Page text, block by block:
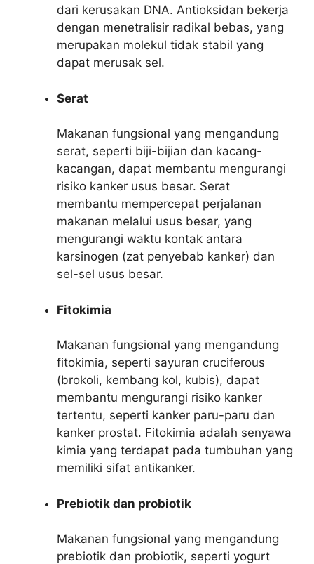
dari kerusakan DNA. Antioksidan bekerja
dengan menetralisir radikal bebas, yang
merupakan molekul tidak stabil yang
dapat merusak sel.
Serat
Makanan fungsional yang mengandung
serat, seperti biji-bijian dan kacang-
kacangan, dapat membantu mengurangi
risiko kanker usus besar. Serat
membantu mempercepat perjalanan
makanan melalui usus besar, yang
mengurangi waktu kontak antara
karsinogen (zat penyebab kanker) dan
sel-sel usus besar.
Fitokimia
Makanan fungsional yang mengandung
fitokimia, seperti sayuran cruciferous
(brokoli, kembang kol, kubis), dapat
membantu mengurangi risiko kanker
tertentu, seperti kanker paru-paru dan
kanker prostat. Fitokimia adalah senyawa
kimia yang terdapat pada tumbuhan yang
memiliki sifat antikanker.
Prebiotik dan probiotik
Makanan fungsional yang mengandung
prebiotik dan probiotik, seperti yogurt